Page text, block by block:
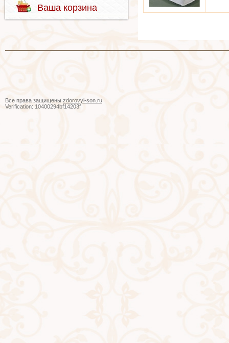
Ваша корзина
Все права защищены zdorovyi-son.ru
Verification: 10400294bf14203f